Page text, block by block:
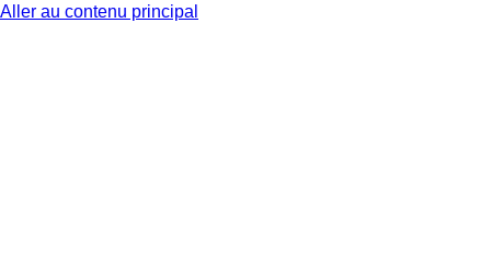
Aller au contenu principal